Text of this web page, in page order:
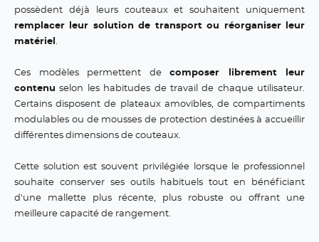
possèdent déjà leurs couteaux et souhaitent uniquement
remplacer leur solution de transport ou réorganiser leur
matériel .
Ces modèles permettent de composer librement leur
contenu selon les habitudes de travail de chaque utilisateur.
Certains disposent de plateaux amovibles, de compartiments
modulables ou de mousses de protection destinées à accueillir
différentes dimensions de couteaux.
Cette solution est souvent privilégiée lorsque le professionnel
souhaite conserver ses outils habituels tout en bénéficiant
d'une mallette plus récente, plus robuste ou offrant une
meilleure capacité de rangement.